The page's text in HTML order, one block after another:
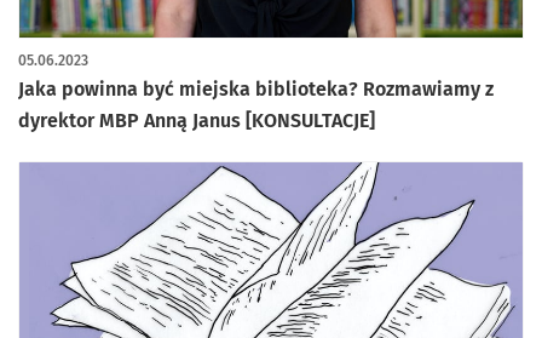
Jaka powinna być miejska biblioteka? Rozmawiamy z
dyrektor MBP Anną Janus [KONSULTACJE]
05.06.2023